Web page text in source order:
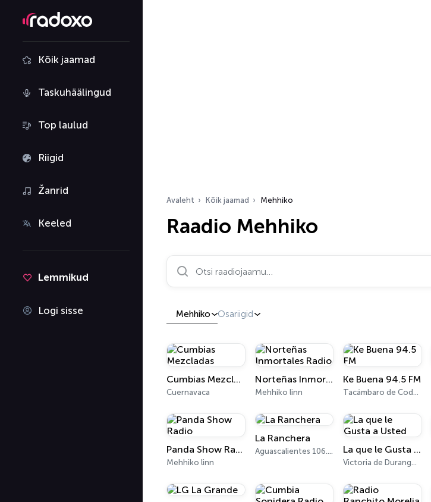
Kõik jaamad
Taskuhäälingud
Top laulud
Riigid
Žanrid
Keeled
Lemmikud
Logi sisse
Avaleht Kõik jaamad Mehhiko
Raadio Mehhiko
Otsi raadiojaamu…
Mehhiko Osariigid
Cumbias Mezcladas
Cuernavaca
Norteñas Inmortales Radio
Mehhiko linn
Ke Buena 94.5 FM
Tacámbaro de Codallos 94.5 FM
Panda Show Radio
Mehhiko linn
La Ranchera
Aguascalientes 106.1 FM La que le Gusta a Usted
Victoria de Durango 98.9 FM